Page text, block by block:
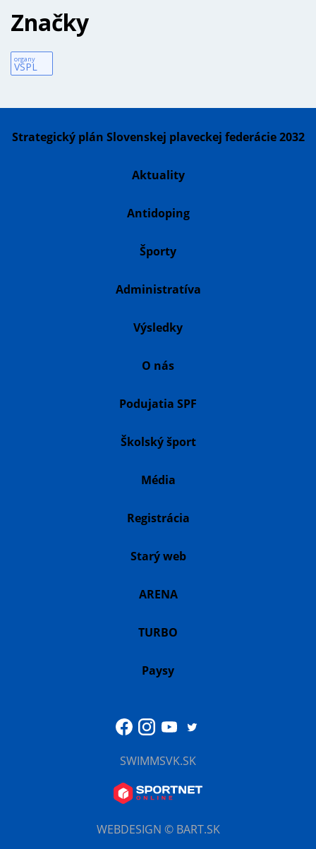
Značky
organy
VSPL
Strategický plán Slovenskej plaveckej federácie 2032
Aktuality
Antidoping
Športy
Administratíva
Výsledky
O nás
Podujatia SPF
Školský šport
Média
Registrácia
Starý web
ARENA
TURBO
Paysy
SWIMMSVK.SK
WEBDESIGN © BART.SK